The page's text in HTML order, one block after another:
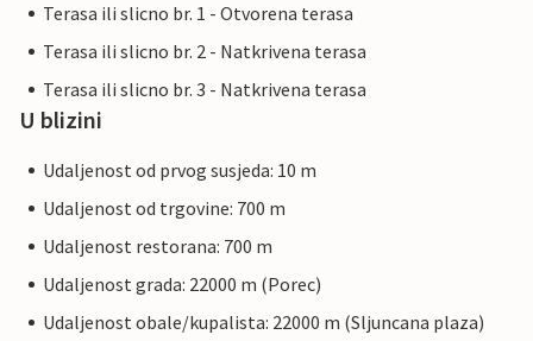
Terasa ili slicno br. 1 - Otvorena terasa
Terasa ili slicno br. 2 - Natkrivena terasa
Terasa ili slicno br. 3 - Natkrivena terasa
U blizini
Udaljenost od prvog susjeda: 10 m
Udaljenost od trgovine: 700 m
Udaljenost restorana: 700 m
Udaljenost grada: 22000 m (Porec)
Udaljenost obale/kupalista: 22000 m (Sljuncana plaza)